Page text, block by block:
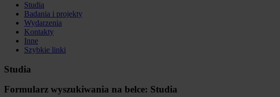
Studia
Badania i projekty
Wydarzenia
Kontakty
Inne
Szybkie linki
Studia
Formularz wyszukiwania na belce: Studia